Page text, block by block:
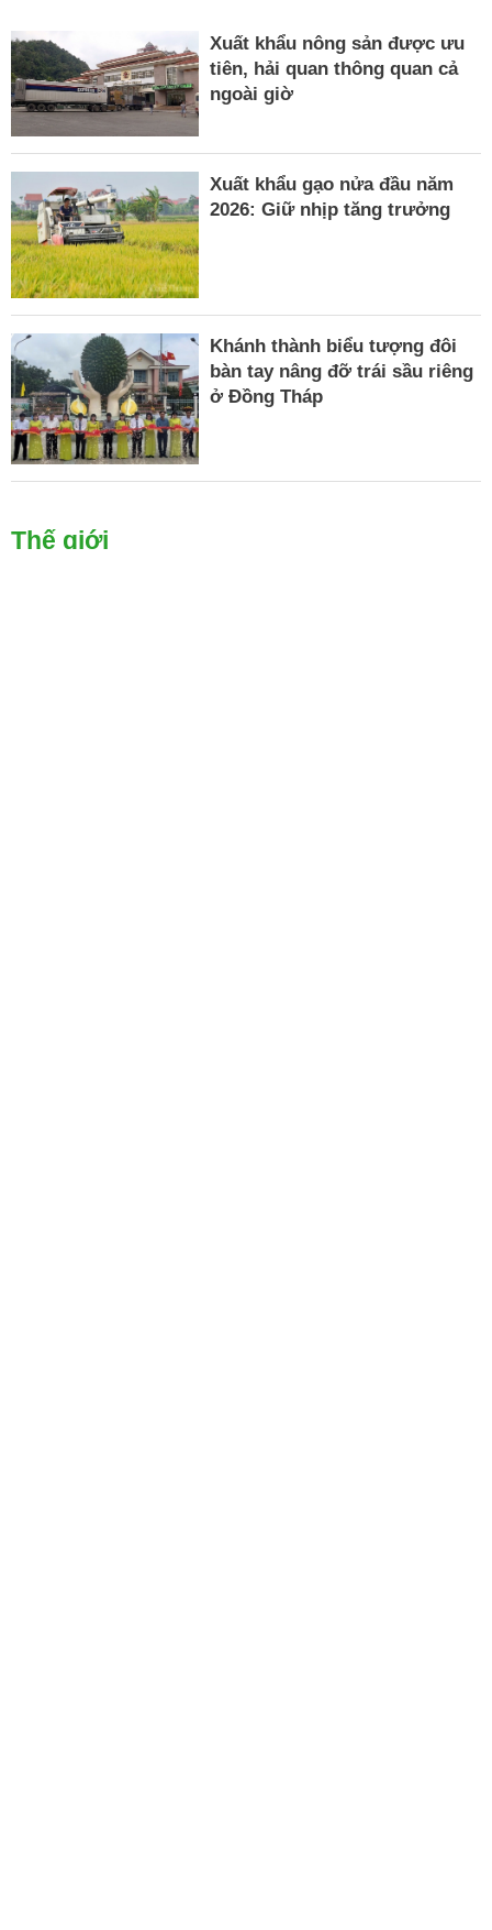
Xuất khẩu nông sản được ưu
tiên, hải quan thông quan cả
ngoài giờ
Xuất khẩu gạo nửa đầu năm
2026: Giữ nhịp tăng trưởng
Khánh thành biểu tượng đôi
bàn tay nâng đỡ trái sầu riêng
ở Đồng Tháp
Thế giới